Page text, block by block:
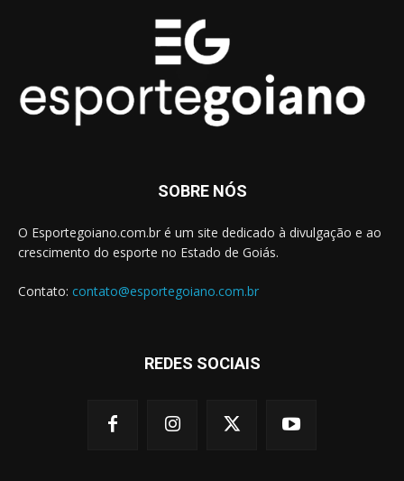
SOBRE NÓS
O Esportegoiano.com.br é um site dedicado à divulgação e ao
crescimento do esporte no Estado de Goiás.
Contato: contato@esportegoiano.com.br
REDES SOCIAIS